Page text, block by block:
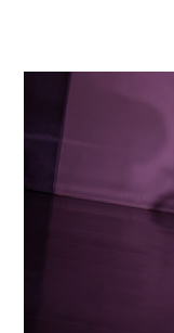
menu
menu